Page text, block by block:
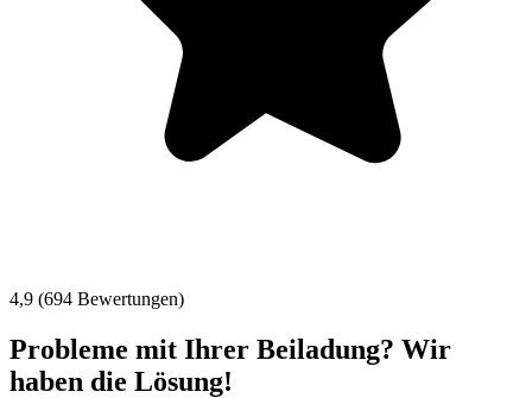
4,9 (694 Bewertungen)
Probleme mit Ihrer Beiladung? Wir
haben die Lösung!